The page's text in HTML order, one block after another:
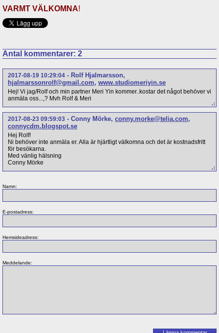
VARMT VÄLKOMNA!
Antal kommentarer: 2
2017-08-19 10:29:04 - Rolf Hjalmarsson,
hjalmarssonrolf@gmail.com, www.studiomeriyin.se
Hej! Vi jag/Rolf och min partner Meri Yin kommer..kostar det något behöver vi
anmäla oss...,? Mvh Rolf & Meri
2017-08-23 09:59:03 - Conny Mörke, conny.morke@telia.com,
connycdm.blogspot.se
Hej Rolf!
Ni behöver inte anmäla er. Alla är hjärtligt välkomna och det är kostnadsfritt
för besökarna.
Med vänlig hälsning
Conny Mörke
Namn:
E-postadress:
Hemsideadress:
Meddelande: